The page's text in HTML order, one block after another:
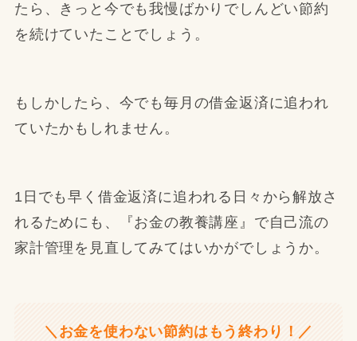
たら、きっと今でも我慢ばかりでしんどい節約
を続けていたことでしょう。
もしかしたら、今でも毎月の借金返済に追われ
ていたかもしれません。
1日でも早く借金返済に追われる日々から解放さ
れるためにも、『お金の教養講座』で自己流の
家計管理を見直してみてはいかがでしょうか。
＼お金を使わない節約はもう終わり！／